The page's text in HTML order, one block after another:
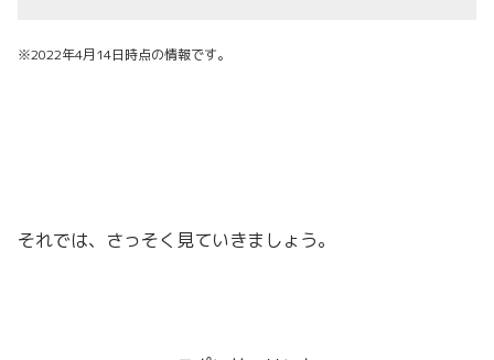
※2022年4月14日時点の情報です。
それでは、さっそく見ていきましょう。